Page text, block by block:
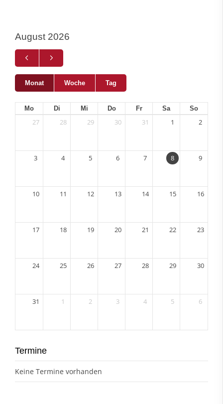
August 2026
Monat Woche Tag
Mo Di Mi Do Fr Sa
So
27
28 29 30 31 1 2
3 4 5 6 7 8 9
10 11 12 13 14 15 16
17 18 19 20 21 22 23
24 25 26 27 28 29 30
31 1 2 3 4 5 6
Termine
Keine Termine vorhanden